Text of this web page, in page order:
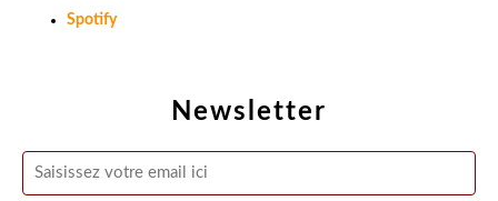
Newsletter
Spotify